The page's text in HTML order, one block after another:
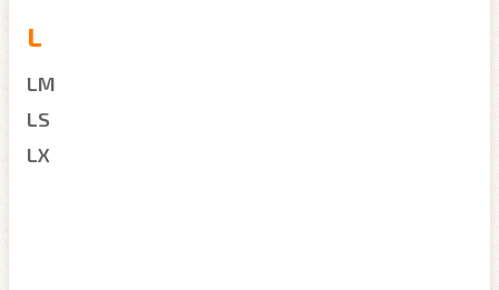
L
LM
LS
LX